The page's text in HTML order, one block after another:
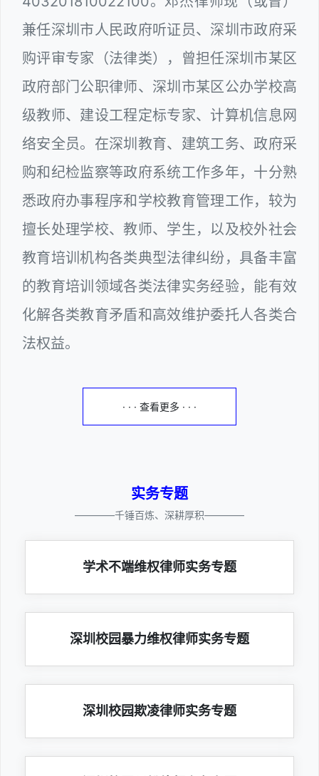
兼任深圳市人民政府听证员、深圳市政府采
购评审专家（法律类），曾担任深圳市某区
政府部门公职律师、深圳市某区公办学校高
级教师、建设工程定标专家、计算机信息网
络安全员。在深圳教育、建筑工务、政府采
购和纪检监察等政府系统工作多年，十分熟
悉政府办事程序和学校教育管理工作，较为
擅长处理学校、教师、学生，以及校外社会
教育培训机构各类典型法律纠纷，具备丰富
的教育培训领域各类法律实务经验，能有效
化解各类教育矛盾和高效维护委托人各类合
法权益。
· · · 查看更多 · · ·
实务专题
————千锤百炼、深耕厚积————
学术不端维权律师实务专题
深圳校园暴力维权律师实务专题
深圳校园欺凌律师实务专题